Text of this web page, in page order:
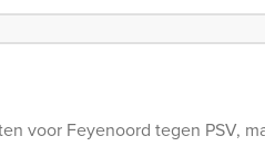
voor Feyenoord tegen PSV,